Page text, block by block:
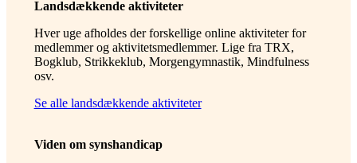
Landsdækkende aktiviteter
Hver uge afholdes der forskellige online aktiviteter for
medlemmer og aktivitetsmedlemmer. Lige fra TRX,
Bogklub, Strikkeklub, Morgengymnastik, Mindfulness
osv.
Se alle landsdækkende aktiviteter
Viden om synshandicap